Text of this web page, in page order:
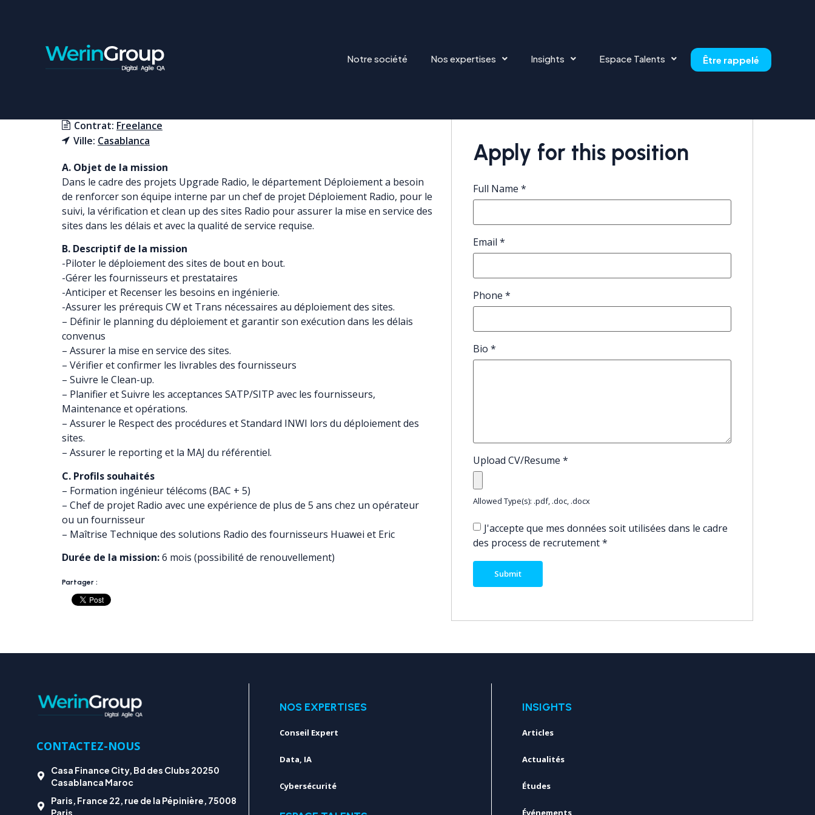
Notre société Nos expertises Insights Espace Talents Être rappelé
Contrat: Freelance
Ville: Casablanca
A. Objet de la mission
Dans le cadre des projets Upgrade Radio, le département Déploiement a besoin
de renforcer son équipe interne par un chef de projet Déploiement Radio, pour le
suivi, la vérification et clean up des sites Radio pour assurer la mise en service des
sites dans les délais et avec la qualité de service requise.
B. Descriptif de la mission
-Piloter le déploiement des sites de bout en bout.
-Gérer les fournisseurs et prestataires
-Anticiper et Recenser les besoins en ingénierie.
-Assurer les prérequis CW et Trans nécessaires au déploiement des sites.
– Définir le planning du déploiement et garantir son exécution dans les délais
convenus
– Assurer la mise en service des sites.
– Vérifier et confirmer les livrables des fournisseurs
– Suivre le Clean-up.
– Planifier et Suivre les acceptances SATP/SITP avec les fournisseurs,
Maintenance et opérations.
– Assurer le Respect des procédures et Standard INWI lors du déploiement des
sites.
– Assurer le reporting et la MAJ du référentiel.
C. Profils souhaités
– Formation ingénieur télécoms (BAC + 5)
– Chef de projet Radio avec une expérience de plus de 5 ans chez un opérateur
ou un fournisseur
– Maîtrise Technique des solutions Radio des fournisseurs Huawei et Eric
Durée de la mission:6 mois (possibilité de renouvellement)
Partager :
Apply for this position
Full Name *
Email *
Phone *
Bio *
Upload CV/Resume *
Allowed Type(s): .pdf, .doc, .docx
J'accepte que mes données soit utilisées dans le cadre
des process de recrutement*
CONTACTEZ-NOUS
Casa Finance City, Bd des Clubs 20250
Casablanca Maroc
Paris, France 22, rue de la Pépinière, 75008
Paris
NOS EXPERTISES
Conseil Expert
Data, IA
Cybersécurité
INSIGHTS
Articles
Actualités
Études
Événements